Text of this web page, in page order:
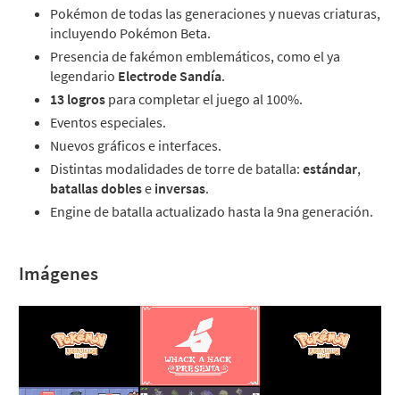
Pokémon de todas las generaciones y nuevas criaturas,
incluyendo Pokémon Beta.
Presencia de fakémon emblemáticos, como el ya
legendario Electrode Sandía.
13 logros para completar el juego al 100%.
Eventos especiales.
Nuevos gráficos e interfaces.
Distintas modalidades de torre de batalla: estándar,
batallas doblese inversas.
Engine de batalla actualizado hasta la 9na generación.
Imágenes